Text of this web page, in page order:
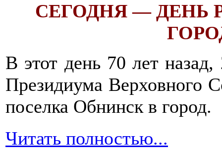
СЕГОДНЯ — ДЕНЬ
В этот день 70 лет
Президиума Верховного
поселка Обнинск в город.
Читать полностью...